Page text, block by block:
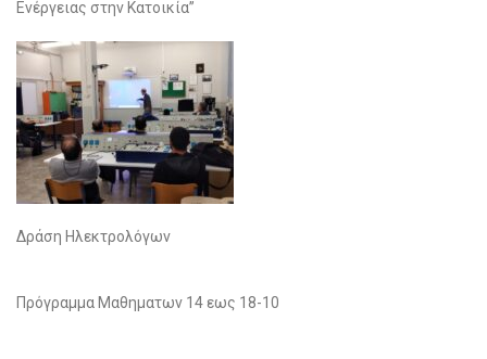
Ενέργειας στην Κατοικία”
Δράση Ηλεκτρολόγων
Πρόγραμμα Μαθηματων 14 εως 18-10